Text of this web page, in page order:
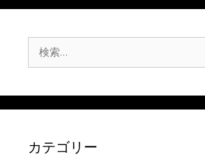
索:
カテゴリー